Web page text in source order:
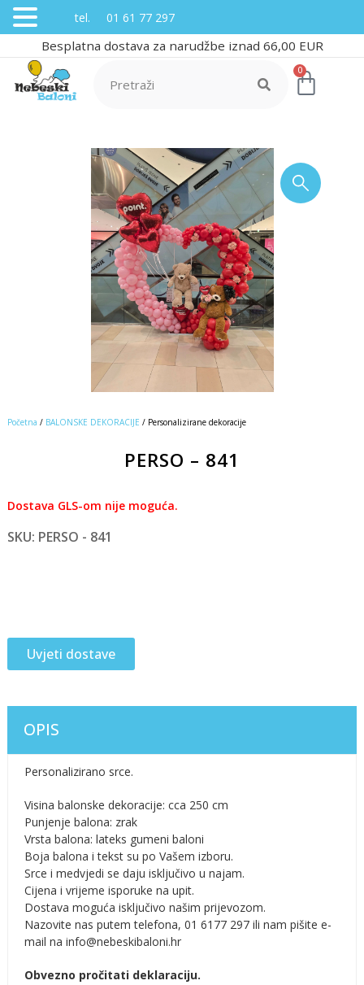
Besplatna dostava za narudžbe iznad 66,00 EUR
0
Početna / BALONSKE DEKORACIJE / Personalizirane dekoracije
PERSO – 841
Dostava GLS-om nije moguća.
SKU: PERSO - 841
Uvjeti dostave
OPIS
Personalizirano srce.
Visina balonske dekoracije: cca 250 cm
Punjenje balona: zrak
Vrsta balona: lateks gumeni baloni
Boja balona i tekst su po Vašem izboru.
Srce i medvjedi se daju isključivo u najam.
Cijena i vrijeme isporuke na upit.
Dostava moguća isključivo našim prijevozom.
Nazovite nas putem telefona, 01 6177 297 ili nam pišite e-
mail na info@nebeskibaloni.hr
Obvezno pročitati deklaraciju.
tel. 01 61 77 297